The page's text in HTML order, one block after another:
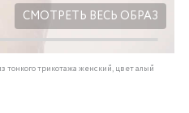
СМОТРЕТЬ ВЕСЬ ОБРАЗ
тонкого трикотажа женский, цвет алый
карты